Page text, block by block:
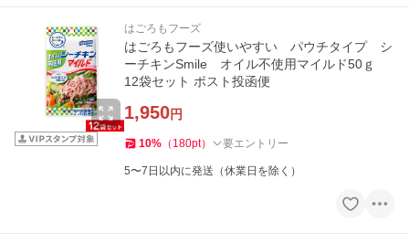
はごろもフーズ
はごろもフーズ使いやすい パウチタイプ シ
ーチキンSmile オイル不使用マイルド50ｇ
12袋セット ポスト投函便
1,950円
10% （ 180pt） 要エントリー
5〜7日以内に発送（休業日を除く）